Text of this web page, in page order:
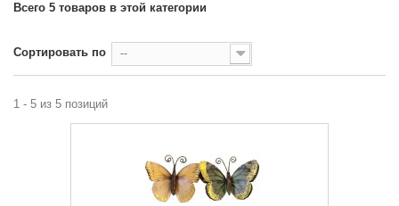
Всего 5 товаров в этой категории
Сортировать по --
1 - 5 из 5 позиций